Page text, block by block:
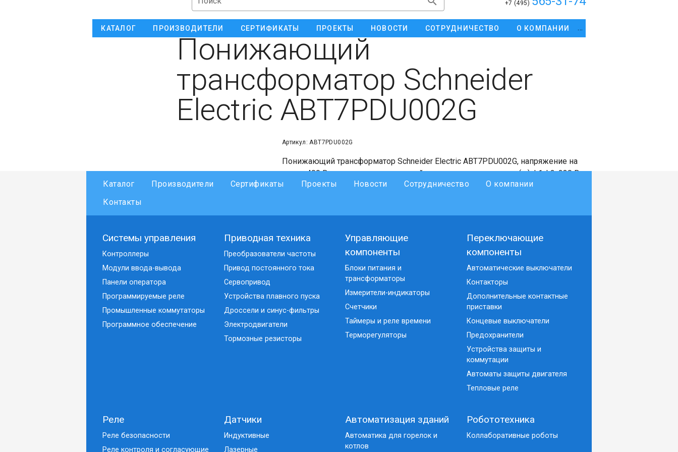
+7 (495)
КАТАЛОГ ПРОИЗВОДИТЕЛИ СЕРТИФИКАТЫ ПРОЕКТЫ НОВОСТИ СОТРУДНИЧЕСТВО О КОМПАНИИ
Понижающий
трансформатор Schneider
Electric ABT7PDU002G
Артикул: ABT7PDU002G
Понижающий трансформатор Schneider Electric ABT7PDU002G, напряжение на
входе 400 В переменного тока линейное напряжение, клемма(ы): L1-L2, 230 В
переменного тока, однофазный, клемма(ы): N-L1 напряжение на выходе 1
Каталог Производители Сертификаты Проекты Новости Сотрудничество
О компании
Контакты
Системы управления
Контроллеры
Модули ввода-вывода
Панели оператора
Программируемые реле
Промышленные коммутаторы
Программное обеспечение
Приводная техника
Преобразователи частоты
Привод постоянного тока
Сервопривод
Устройства плавного пуска
Дроссели и синус-фильтры
Электродвигатели
Тормозные резисторы
Управляющие
компоненты
Блоки питания и
трансформаторы
Измерители-индикаторы
Счетчики
Таймеры и реле времени
Терморегуляторы
Переключающие
компоненты
Автоматические выключатели
Контакторы
Дополнительные контактные
приставки
Концевые выключатели
Предохранители
Устройства защиты и
коммутации
Автоматы защиты двигателя
Тепловые реле
Реле
Реле безопасности
Реле контроля и согласующие
Датчики
Индуктивные
Лазерные
Автоматизация зданий
Автоматика для горелок и
котлов
Робототехника
Коллаборативные роботы